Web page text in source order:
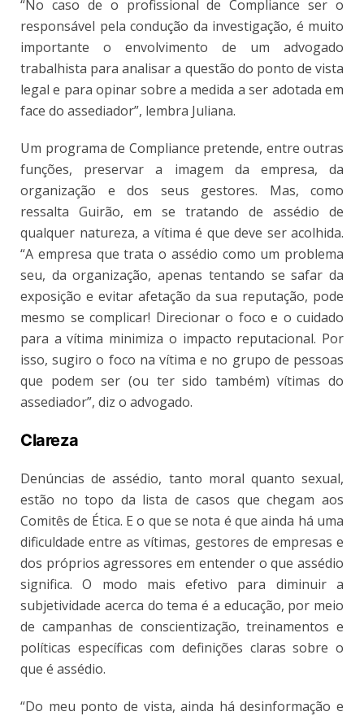
“No caso de o profissional de Compliance ser o
responsável pela condução da investigação, é muito
importante o envolvimento de um advogado
trabalhista para analisar a questão do ponto de vista
legal e para opinar sobre a medida a ser adotada em
face do assediador”, lembra Juliana.
Um programa de Compliance pretende, entre outras
funções, preservar a imagem da empresa, da
organização e dos seus gestores. Mas, como
ressalta Guirão, em se tratando de assédio de
qualquer natureza, a vítima é que deve ser acolhida.
“A empresa que trata o assédio como um problema
seu, da organização, apenas tentando se safar da
exposição e evitar afetação da sua reputação, pode
mesmo se complicar! Direcionar o foco e o cuidado
para a vítima minimiza o impacto reputacional. Por
isso, sugiro o foco na vítima e no grupo de pessoas
que podem ser (ou ter sido também) vítimas do
assediador”, diz o advogado.
Clareza
Denúncias de assédio, tanto moral quanto sexual,
estão no topo da lista de casos que chegam aos
Comitês de Ética. E o que se nota é que ainda há uma
dificuldade entre as vítimas, gestores de empresas e
dos próprios agressores em entender o que assédio
significa. O modo mais efetivo para diminuir a
subjetividade acerca do tema é a educação, por meio
de campanhas de conscientização, treinamentos e
políticas específicas com definições claras sobre o
que é assédio.
“Do meu ponto de vista, ainda há desinformação e